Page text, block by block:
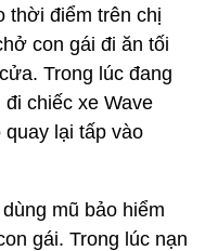
thời điểm trên chị
con gái đi ăn tối
Trong lúc đang
chiếc xe Wave
lại tấp vào
mũ bảo hiểm
gái. Trong lúc nạn